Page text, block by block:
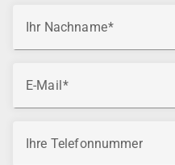
Ihr Nachname
E-Mail
Ihre Telefonnummer